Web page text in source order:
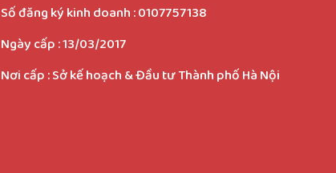
Số đăng ký kinh doanh :0107757138
Ngày cấp :13/03/2017
Nơi cấp :Sở kế hoạch & Đầu tư Thành phố Hà Nội